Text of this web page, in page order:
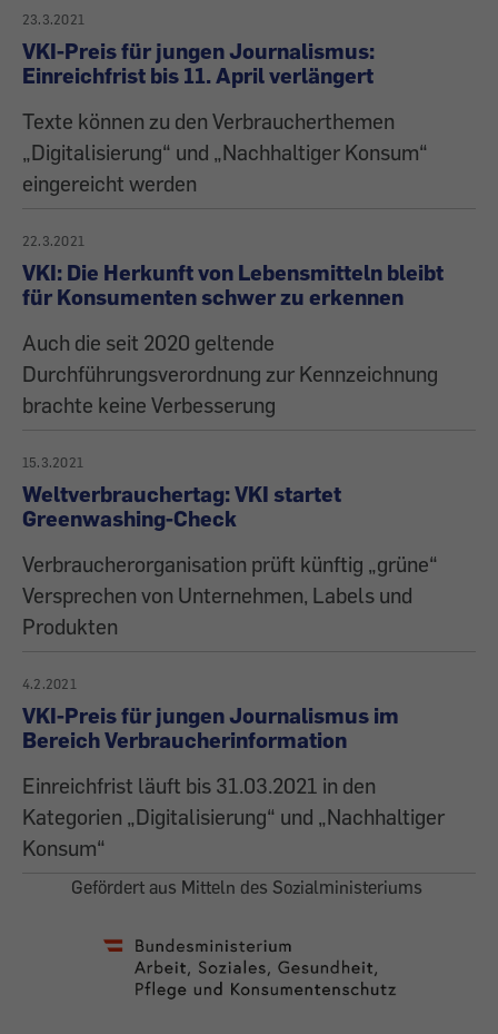
23.3.2021
VKI-Preis für jungen Journalismus:
Einreichfrist bis 11. April verlängert
Texte können zu den Verbraucherthemen
„Digitalisierung“ und „Nachhaltiger Konsum“
eingereicht werden
22.3.2021
VKI: Die Herkunft von Lebensmitteln bleibt
für Konsumenten schwer zu erkennen
Auch die seit 2020 geltende
Durchführungsverordnung zur Kennzeichnung
brachte keine Verbesserung
15.3.2021
Weltverbrauchertag: VKI startet
Greenwashing-Check
Verbraucherorganisation prüft künftig „grüne“
Versprechen von Unternehmen, Labels und
Produkten
4.2.2021
VKI-Preis für jungen Journalismus im
Bereich Verbraucherinformation
Einreichfrist läuft bis 31.03.2021 in den
Kategorien „Digitalisierung“ und „Nachhaltiger
Konsum“
Gefördert aus Mitteln des Sozialministeriums